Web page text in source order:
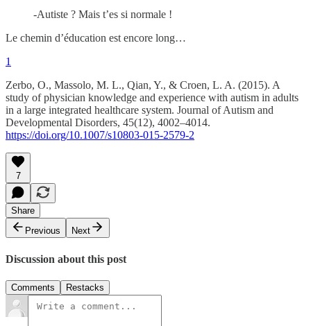
-Autiste ? Mais t’es si normale !
Le chemin d’éducation est encore long…
1
Zerbo, O., Massolo, M. L., Qian, Y., & Croen, L. A. (2015). A
study of physician knowledge and experience with autism in adults
in a large integrated healthcare system. Journal of Autism and
Developmental Disorders, 45(12), 4002–4014.
https://doi.org/10.1007/s10803-015-2579-2
7
Share
Previous
Next
Discussion about this post
Comments Restacks